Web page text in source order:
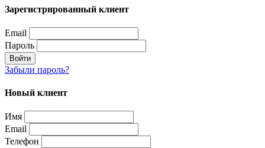
Зарегистрированный клиент
Email
Пароль
Войти
Забыли пароль?
Новый клиент
Имя
Email
Телефон